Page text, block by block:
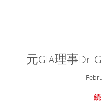
元GIA理事Dr.